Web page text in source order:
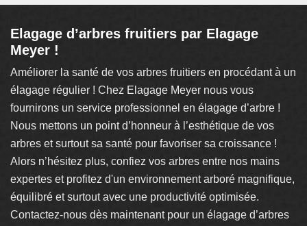
Elagage d’arbres fruitiers par Elagage
Meyer !
Améliorer la santé de vos arbres fruitiers en procédant à un
élagage régulier ! Chez Elagage Meyer nous vous
fournirons un service professionnel en élagage d’arbre !
Nous mettons un point d’honneur à l’esthétique de vos
arbres et surtout sa santé pour favoriser sa croissance !
Alors n’hésitez plus, confiez vos arbres entre nos mains
expertes et profitez d'un environnement arboré magnifique,
équilibré et surtout avec une productivité optimisée.
Contactez-nous dès maintenant pour un élagage d’arbres